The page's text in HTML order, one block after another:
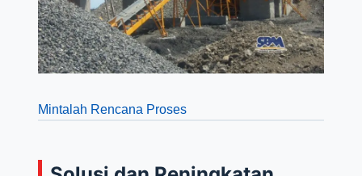
Mintalah Rencana Proses